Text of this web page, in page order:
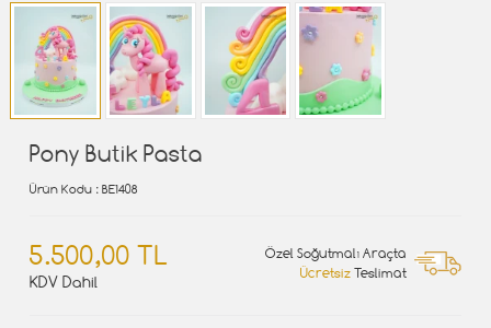
Pony Butik Pasta
Ürün Kodu : BE1408
5.500,00 TL
KDV Dahil
Özel Soğutmalı Araçta
Ücretsiz Teslimat